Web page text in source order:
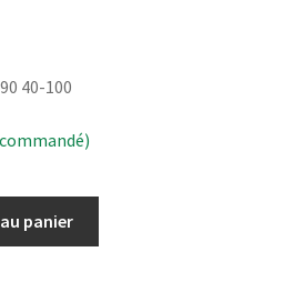
40-100
panier